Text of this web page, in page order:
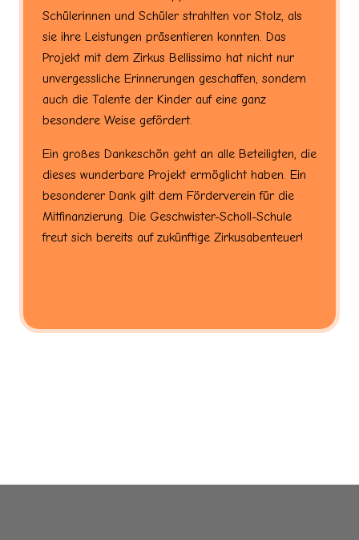
Schülerinnen und Schüler strahlten vor Stolz, als
sie ihre Leistungen präsentieren konnten. Das
Projekt mit dem Zirkus Bellissimo hat nicht nur
unvergessliche Erinnerungen geschaffen, sondern
auch die Talente der Kinder auf eine ganz
besondere Weise gefördert.
Ein großes Dankeschön geht an alle Beteiligten, die
dieses wunderbare Projekt ermöglicht haben. Ein
besonderer Dank gilt dem Förderverein für die
Mitfinanzierung. Die Geschwister-Scholl-Schule
freut sich bereits auf zukünftige Zirkusabenteuer!